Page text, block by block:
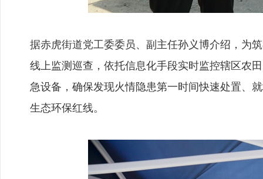
据赤虎街道党工委委员、副主任孙义博介绍，为
线上监测巡查，依托信息化手段实时监控辖区农
急设备，确保发现火情隐患第一时间快速处置、
生态环保红线。